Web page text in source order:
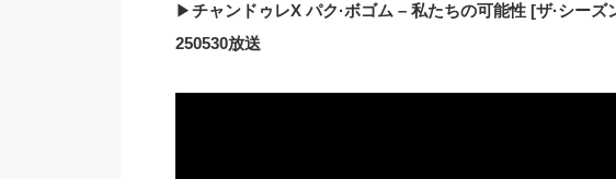
▶チャンドゥレX パク·ボゴム – 私たちの可能性 [ザ·シー
250530放送